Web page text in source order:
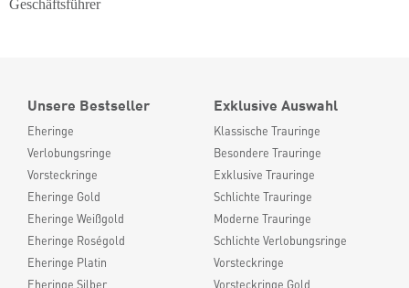
Geschäftsführer
Unsere Bestseller
Eheringe
Verlobungsringe
Vorsteckringe
Eheringe Gold
Eheringe Weißgold
Eheringe Roségold
Eheringe Platin
Eheringe Silber
Exklusive Auswahl
Klassische Trauringe
Besondere Trauringe
Exklusive Trauringe
Schlichte Trauringe
Moderne Trauringe
Schlichte Verlobungsringe
Vorsteckringe
Vorsteckringe Gold